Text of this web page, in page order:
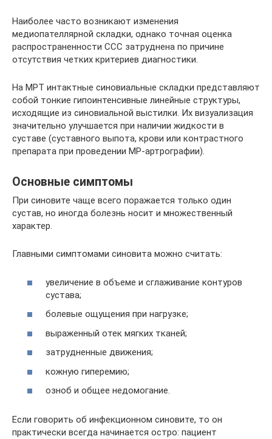
Наиболее часто возникают изменения
медиопателлярной складки, однако точная оценка
распространенности ССС затруднена по причине
отсутствия четких критериев диагностики.
На МРТ интактные синовиальные складки представляют
собой тонкие гипоинтенсивные линейные структуры,
исходящие из синовиальной выстилки. Их визуализация
значительно улучшается при наличии жидкости в
суставе (суставного выпота, крови или контрастного
препарата при проведении МР-артрографии).
Основные симптомы
При синовите чаще всего поражается только один
сустав, но иногда болезнь носит и множественный
характер.
Главными симптомами синовита можно считать:
увеличение в объеме и сглаживание контуров
сустава;
болевые ощущения при нагрузке;
выраженный отек мягких тканей;
затрудненные движения;
кожную гиперемию;
озноб и общее недомогание.
Если говорить об инфекционном синовите, то он
практически всегда начинается остро: пациент